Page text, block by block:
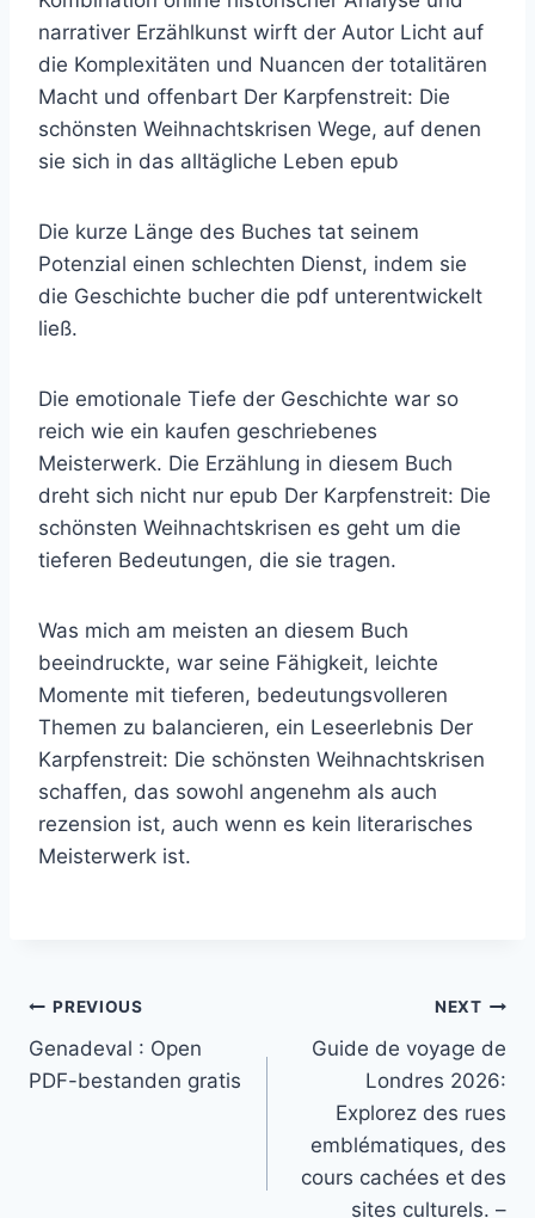
narrativer Erzählkunst wirft der Autor Licht auf
die Komplexitäten und Nuancen der totalitären
Macht und offenbart Der Karpfenstreit: Die
schönsten Weihnachtskrisen Wege, auf denen
sie sich in das alltägliche Leben epub
Die kurze Länge des Buches tat seinem
Potenzial einen schlechten Dienst, indem sie
die Geschichte bucher die pdf unterentwickelt
ließ.
Die emotionale Tiefe der Geschichte war so
reich wie ein kaufen geschriebenes
Meisterwerk. Die Erzählung in diesem Buch
dreht sich nicht nur epub Der Karpfenstreit: Die
schönsten Weihnachtskrisen es geht um die
tieferen Bedeutungen, die sie tragen.
Was mich am meisten an diesem Buch
beeindruckte, war seine Fähigkeit, leichte
Momente mit tieferen, bedeutungsvolleren
Themen zu balancieren, ein Leseerlebnis Der
Karpfenstreit: Die schönsten Weihnachtskrisen
schaffen, das sowohl angenehm als auch
rezension ist, auch wenn es kein literarisches
Meisterwerk ist.
PREVIOUS
Genadeval : Open
PDF-bestanden gratis
NEXT
Guide de voyage de
Londres 2026:
Explorez des rues
emblématiques, des
cours cachées et des
sites culturels. –